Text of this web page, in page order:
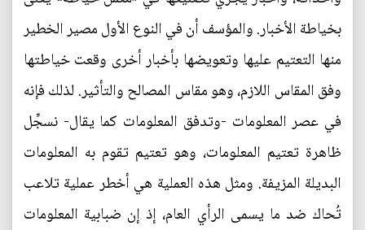
بخياطة الأخبار. والمؤسف أن في النوع الأول مصير الخطير
منها التعتيم عليها وتعويضها بأخبار أخرى وقعت خياطتها
وفق المقاس اللازم، وهو مقاس المصالح والتأثير. لذلك فإنه
في عصر المعلومات -وتدفق المعلومات كما يقال- نسجِّل
ظاهرة تعتيم المعلومات، وهو تعتيم تقوم به المعلومات
البديلة المزيفة. ومثل هذه العملية هي أخطر عملية تلاعب
تُحاك ضد ما يسمى الرأي العام، إذ إن ضبابية المعلومات